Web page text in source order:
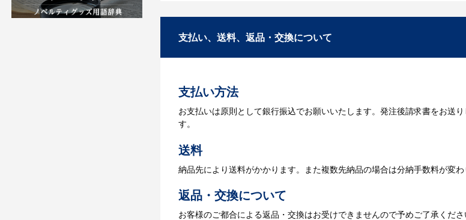
3.発注・データ入稿
お見積書を元に、製作が決定しましたら、ご注文書をお送りします。
4.納品
【名入れをする場合】データのご入稿後３週間程度で納品となります。
【名入れなしの場合】在庫がある場合、3～5営業日程度で納品となります。
支払い、送料、返品・交換について
支払い方法
お支払いは原則として銀行振込でお願いいたします。発注後請求書をお送
す。
送料
納品先により送料がかかります。また複数先納品の場合は分納手数料が変
返品・交換について
お客様のご都合による返品・交換はお受けできませんので予めご了承くだ